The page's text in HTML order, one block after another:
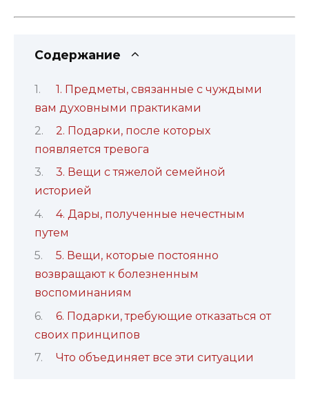
Содержание
1. Предметы, связанные с чуждыми
вам духовными практиками
2. Подарки, после которых
появляется тревога
3. Вещи с тяжелой семейной
историей
4. Дары, полученные нечестным
путем
5. Вещи, которые постоянно
возвращают к болезненным
воспоминаниям
6. Подарки, требующие отказаться от
своих принципов
Что объединяет все эти ситуации